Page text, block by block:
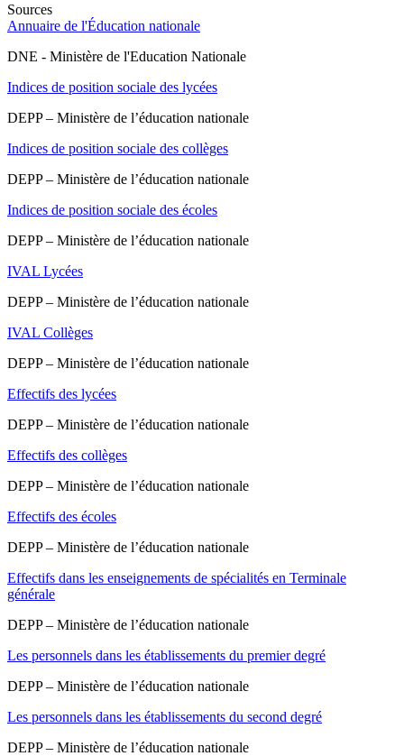
Sources
Annuaire de l'Éducation nationale
DNE - Ministère de l'Education Nationale
Indices de position sociale des lycées
DEPP – Ministère de l’éducation nationale
Indices de position sociale des collèges
DEPP – Ministère de l’éducation nationale
Indices de position sociale des écoles
DEPP – Ministère de l’éducation nationale
IVAL Lycées
DEPP – Ministère de l’éducation nationale
IVAL Collèges
DEPP – Ministère de l’éducation nationale
Effectifs des lycées
DEPP – Ministère de l’éducation nationale
Effectifs des collèges
DEPP – Ministère de l’éducation nationale
Effectifs des écoles
DEPP – Ministère de l’éducation nationale
Effectifs dans les enseignements de spécialités en Terminale
générale
DEPP – Ministère de l’éducation nationale
Les personnels dans les établissements du premier degré
DEPP – Ministère de l’éducation nationale
Les personnels dans les établissements du second degré
DEPP – Ministère de l’éducation nationale